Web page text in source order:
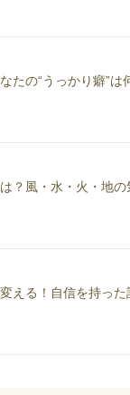
たの“うっかり癖”
？風・水・火・地
える！自信を持っ